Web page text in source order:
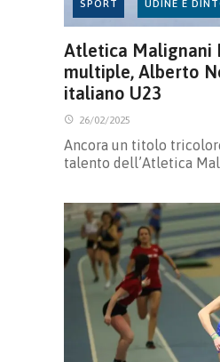
SPORT UDINE E
Atletica Malignani
multiple, Alberto
italiano U23
26/02/2025
Ancora un titolo
talento dell’Atletica